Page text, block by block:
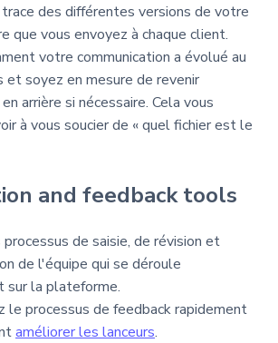
trace des différentes versions de votre
que vous envoyez à chaque client.
votre communication a évolué au
soyez en mesure de revenir
arrière si nécessaire. Cela vous
à vous soucier de « quel fichier est le
and feedback tools
de saisie, de révision et
de l'équipe qui se déroule
sur la plateforme.
le processus de feedback rapidement
améliorer les lanceurs.